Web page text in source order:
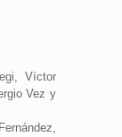
Víctor
Vez y